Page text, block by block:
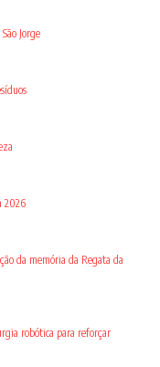
Jorge
2026
da memória da Regata da
robótica para reforçar